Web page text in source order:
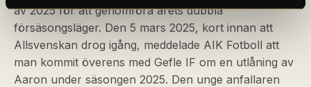
av 2025 för att genomföra årets dubbla
försäsongsläger. Den 5 mars 2025, kort innan att
Allsvenskan drog igång, meddelade AIK Fotboll att
man kommit överens med Gefle IF om en utlåning av
Aaron under säsongen 2025. Den unge anfallaren